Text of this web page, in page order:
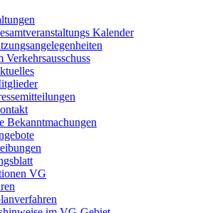
Kalender
Verkehrsausschuss
Bekanntmachungen
VG